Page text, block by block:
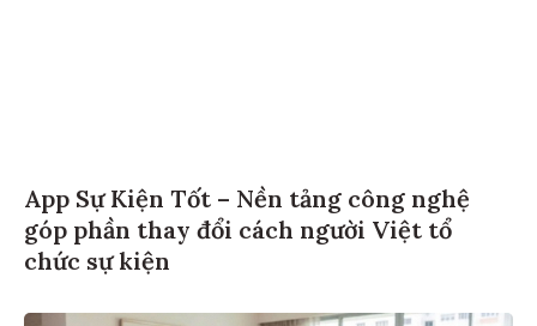
App Sự Kiện Tốt – Nền tảng công nghệ
góp phần thay đổi cách người Việt tổ
chức sự kiện